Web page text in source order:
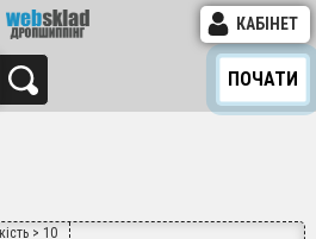
КАБІНЕТ
ПОЧАТИ
> 10